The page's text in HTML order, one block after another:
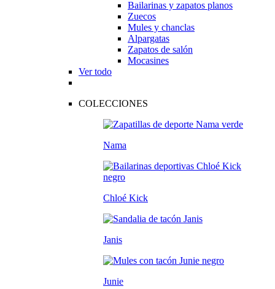
Bailarinas y zapatos planos
Zuecos
Mules y chanclas
Alpargatas
Zapatos de salón
Mocasines
Ver todo
COLECCIONES
Nama
Chloé Kick
Janis
Junie